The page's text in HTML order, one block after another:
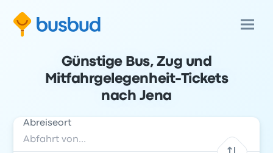
Günstige Bus, Zug und
Mitfahrgelegenheit-Tickets
nach Jena
Abreiseort